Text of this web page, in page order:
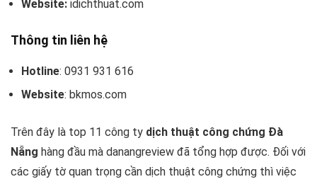
Website: idichthuat.com
Thông tin liên hệ
Hotline: 0931 931 616
Website: bkmos.com
Trên đây là top 11 công ty dịch thuật công chứng Đà
Nẵng hàng đầu mà danangreview đã tổng hợp được. Đối với
các giấy tờ quan trọng cần dịch thuật công chứng thì việc